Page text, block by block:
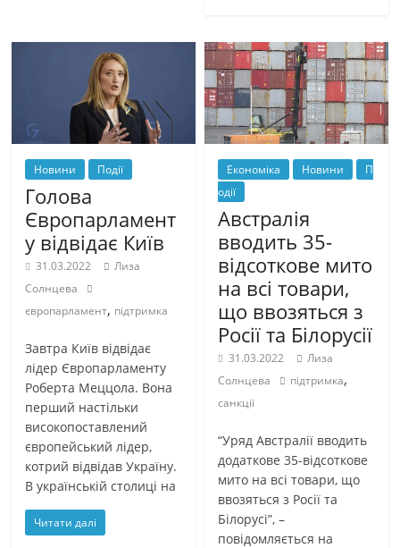
Новини Події
Голова
Європарламент
у відвідає Київ
31.03.2022
Лиза
Солнцева
європарламент, підтримка
Завтра Київ відвідає
лідер Європарламенту
Роберта Меццола. Вона
перший настільки
високопоставлений
європейський лідер,
котрий відвідав Україну.
В українській столиці на
Читати далі
Економіка Новини
П
одії
Австралія
вводить 35-
відсоткове мито
на всі товари,
що ввозяться з
Росії та Білорусії
31.03.2022
Лиза
Солнцева
підтримка,
санкції
“Уряд Австралії вводить
додаткове 35-відсоткове
мито на всі товари, що
ввозяться з Росії та
Білорусі”, –
повідомляється на